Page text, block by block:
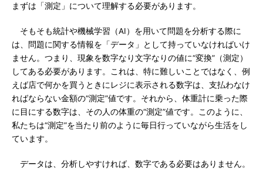
まずは「測定」について理解する必要があります。
そもそも統計や機械学習（AI）を用いて問題を分析する際に
は、問題に関する情報を「データ」として持っていなければいけ
ません。つまり、現象を数字なり文字なりの値に“変換”（測定）
してある必要があります。これは、特に難しいことではなく、例
えば店で何かを買うときにレジに表示される数字は、支払わなけ
ればならない金額の“測定”値です。それから、体重計に乗った際
に目にする数字は、その人の体重の“測定”値です。このように、
私たちは“測定”を当たり前のように毎日行っていながら生活をし
ています。
データは、分析しやすければ、数字である必要はありません。